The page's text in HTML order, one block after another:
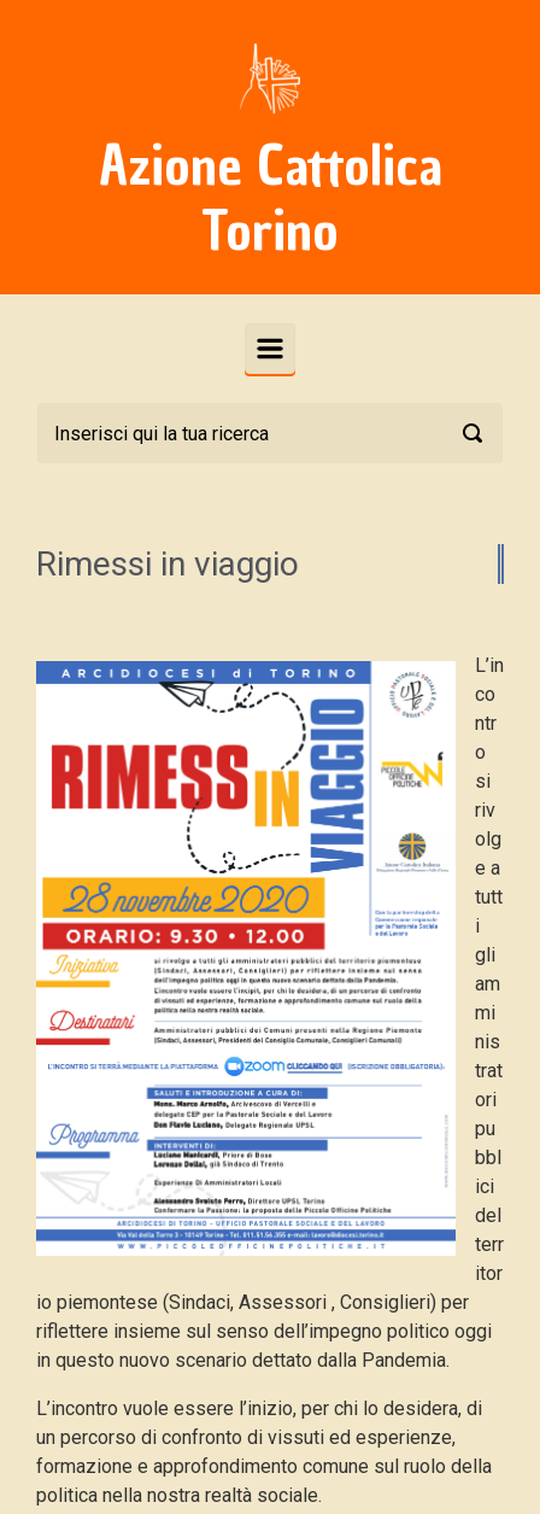
Azione Cattolica
Torino
Rimessi in viaggio
L’in
co
ntr
o
si
riv
olg
e a
tutt
i
gli
am
mi
nis
trat
ori
pu
bbl
ici
del
terr
itor
io piemontese (Sindaci, Assessori , Consiglieri) per
riflettere insieme sul senso dell’impegno politico oggi
in questo nuovo scenario dettato dalla Pandemia.
L’incontro vuole essere l’inizio, per chi lo desidera, di
un percorso di confronto di vissuti ed esperienze,
formazione e approfondimento comune sul ruolo della
politica nella nostra realtà sociale.